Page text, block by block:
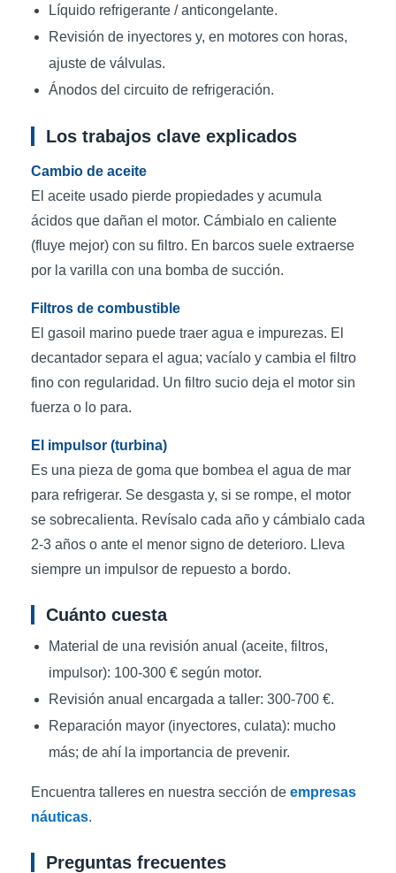
Líquido refrigerante / anticongelante.
Revisión de inyectores y, en motores con horas,
ajuste de válvulas.
Ánodos del circuito de refrigeración.
Los trabajos clave explicados
Cambio de aceite
El aceite usado pierde propiedades y acumula
ácidos que dañan el motor. Cámbialo en caliente
(fluye mejor) con su filtro. En barcos suele extraerse
por la varilla con una bomba de succión.
Filtros de combustible
El gasoil marino puede traer agua e impurezas. El
decantador separa el agua; vacíalo y cambia el filtro
fino con regularidad. Un filtro sucio deja el motor sin
fuerza o lo para.
El impulsor (turbina)
Es una pieza de goma que bombea el agua de mar
para refrigerar. Se desgasta y, si se rompe, el motor
se sobrecalienta. Revísalo cada año y cámbialo cada
2-3 años o ante el menor signo de deterioro. Lleva
siempre un impulsor de repuesto a bordo.
Cuánto cuesta
Material de una revisión anual (aceite, filtros,
impulsor): 100-300 € según motor.
Revisión anual encargada a taller: 300-700 €.
Reparación mayor (inyectores, culata): mucho
más; de ahí la importancia de prevenir.
Encuentra talleres en nuestra sección de empresas
náuticas.
Preguntas frecuentes